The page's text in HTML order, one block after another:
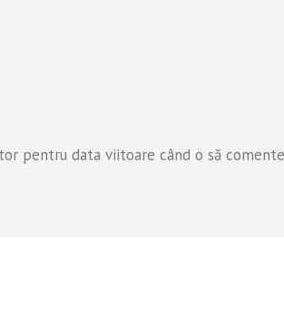
pentru data viitoare când o să